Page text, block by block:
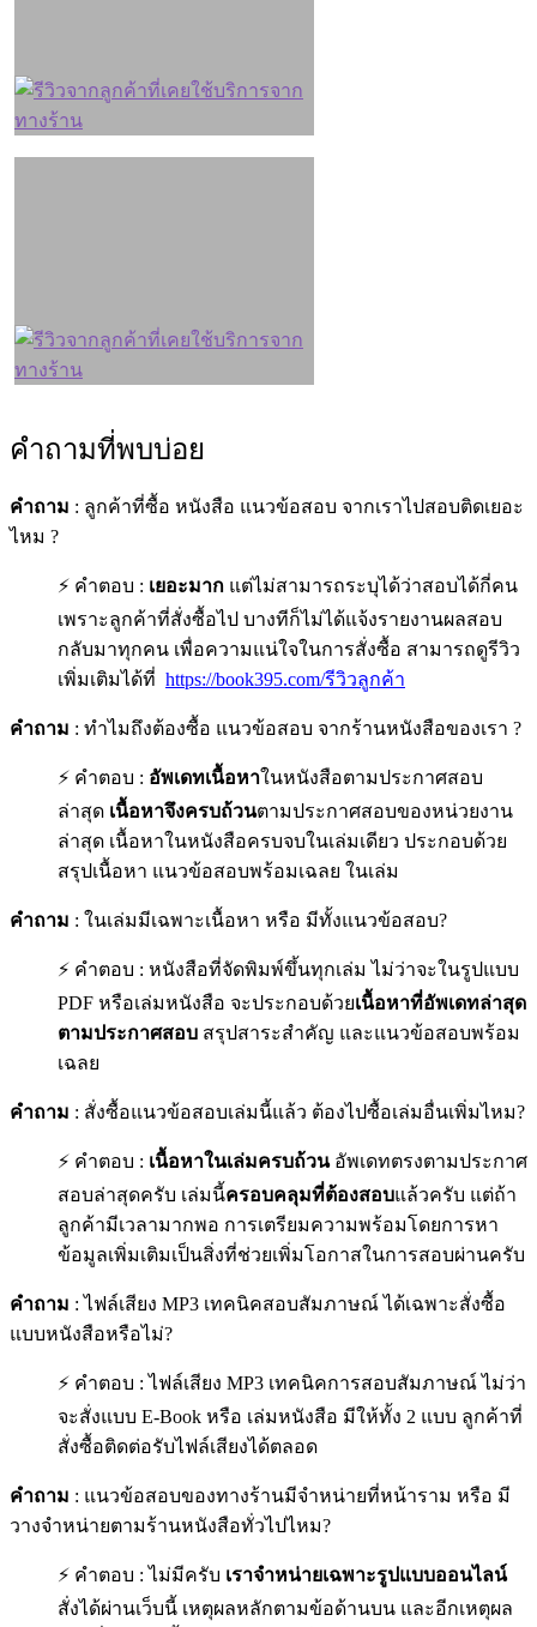
คำถามที่พบบ่อย
คำถาม : ลูกค้าที่ซื้อ หนังสือ แนวข้อสอบ จากเราไปสอบติดเยอะ
ไหม ?
⚡ คำตอบ : เยอะมาก แต่ไม่สามารถระบุได้ว่าสอบได้กี่คน
เพราะลูกค้าที่สั่งซื้อไป บางทีก็ไม่ได้แจ้งรายงานผลสอบ
กลับมาทุกคน เพื่อความแน่ใจในการสั่งซื้อ สามารถดูรีวิว
เพิ่มเติมได้ที่ https://book395.com/รีวิวลูกค้า
คำถาม : ทำไมถึงต้องซื้อ แนวข้อสอบ จากร้านหนังสือของเรา ?
⚡ คำตอบ : อัพเดทเนื้อหาในหนังสือตามประกาศสอบ
ล่าสุด เนื้อหาจึงครบถ้วนตามประกาศสอบของหน่วยงาน
ล่าสุด เนื้อหาในหนังสือครบจบในเล่มเดียว ประกอบด้วย
สรุปเนื้อหา แนวข้อสอบพร้อมเฉลย ในเล่ม
คำถาม : ในเล่มมีเฉพาะเนื้อหา หรือ มีทั้งแนวข้อสอบ?
⚡ คำตอบ : หนังสือที่จัดพิมพ์ขึ้นทุกเล่ม ไม่ว่าจะในรูปแบบ
PDF หรือเล่มหนังสือ จะประกอบด้วยเนื้อหาที่อัพเดทล่าสุด
ตามประกาศสอบ สรุปสาระสำคัญ และแนวข้อสอบพร้อม
เฉลย
คำถาม : สั่งซื้อแนวข้อสอบเล่มนี้แล้ว ต้องไปซื้อเล่มอื่นเพิ่มไหม?
⚡ คำตอบ : เนื้อหาในเล่มครบถ้วนอัพเดทตรงตามประกาศ
สอบล่าสุดครับ เล่มนี้ครอบคลุมที่ต้องสอบแล้วครับ แต่ถ้า
ลูกค้ามีเวลามากพอ การเตรียมความพร้อมโดยการหา
ข้อมูลเพิ่มเติมเป็นสิ่งที่ช่วยเพิ่มโอกาสในการสอบผ่านครับ
คำถาม : ไฟล์เสียง MP3 เทคนิคสอบสัมภาษณ์ ได้เฉพาะสั่งซื้อ
แบบหนังสือหรือไม่?
⚡ คำตอบ : ไฟล์เสียง MP3 เทคนิคการสอบสัมภาษณ์ ไม่ว่า
จะสั่งแบบ E-Book หรือ เล่มหนังสือ มีให้ทั้ง 2 แบบ ลูกค้าที่
สั่งซื้อติดต่อรับไฟล์เสียงได้ตลอด
คำถาม : แนวข้อสอบของทางร้านมีจำหน่ายที่หน้าราม หรือ มี
วางจำหน่ายตามร้านหนังสือทั่วไปไหม?
⚡ คำตอบ : ไม่มีครับ เราจำหน่ายเฉพาะรูปแบบออนไลน์
สั่งได้ผ่านเว็บนี้ เหตุผลหลักตามข้อด้านบน และอีกเหตุผล